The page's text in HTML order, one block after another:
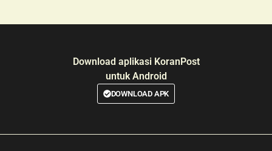
Download aplikasi KoranPost
untuk Android
DOWNLOAD APK